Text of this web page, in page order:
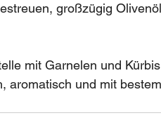
großzügig
mit Garnelen und
aromatisch und mit